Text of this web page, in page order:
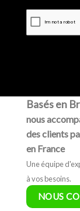
Basés en
nous
des clients
en France
Une équipe
à vos besoins.
NOUS